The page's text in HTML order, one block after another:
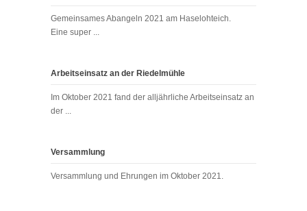
Gemeinsames Abangeln 2021 am Haselohteich.
Eine super ...
Arbeitseinsatz an der Riedelmühle
Im Oktober 2021 fand der alljährliche Arbeitseinsatz an
der ...
Versammlung
Versammlung und Ehrungen im Oktober 2021.